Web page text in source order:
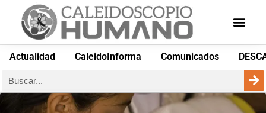
Actualidad CaleidoInforma Comunicados